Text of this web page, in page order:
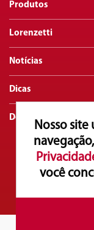
Nosso site
você
Produtos
Lorenzetti
Notícias
Dicas
Downloads
Copyright©